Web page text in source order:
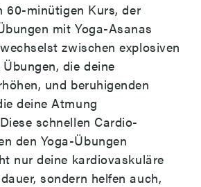
60-minütigen Kurs, der
mit Yoga-Asanas
zwischen explosiven
die deine
und beruhigenden
deine Atmung
schnellen Cardio-
den Yoga-Übungen
nur deine kardiovaskuläre
sondern helfen auch,